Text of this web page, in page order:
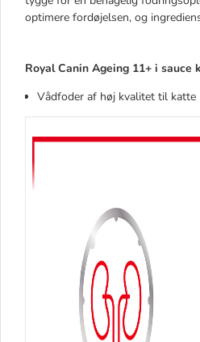
optimere fordøjelsen, og
Royal Canin Ageing 11+ i sauce
Vådfoder af høj kvalitet til katte